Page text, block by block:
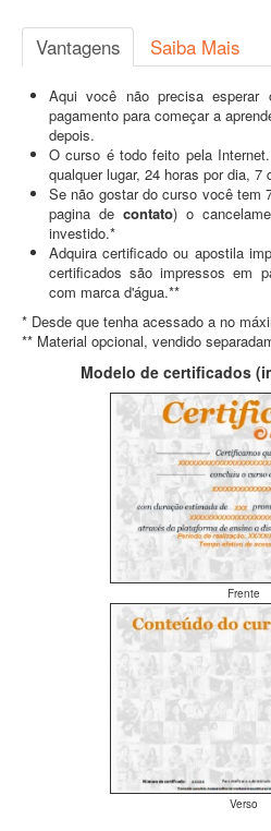
Vantagens Saiba Mais
Aqui você não precisa esperar
pagamento para começar a
depois.
O curso é todo feito pela
qualquer lugar, 24 horas por dia, 7
Se não gostar do curso você tem
pagina de contato) o
investido.*
Adquira certificado ou apostila
certificados são impressos em
com marca d'água.**
* Desde que tenha acessado a no
** Material opcional, vendido
Modelo de certificados
Frente
Verso